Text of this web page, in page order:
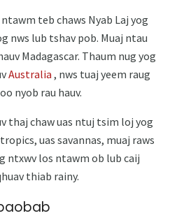
teb chaws Nyab Laj yog
nws lub tshav pob. Muaj ntau
Madagascar. Thaum nug yog
Australia , nws tuaj yeem raug
nyob rau hauv.
thaj chaw uas ntuj tsim loj yog
uas savannas, muaj raws
ntxwv los ntawm ob lub caij
thiab rainy.